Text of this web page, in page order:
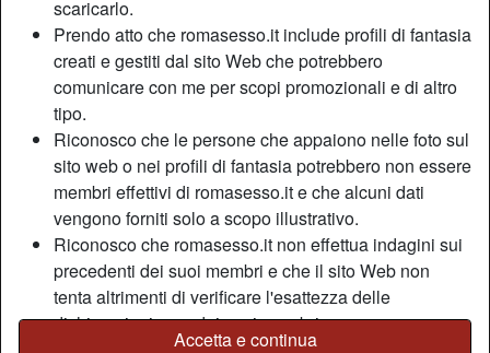
scaricarlo.
Prendo atto che romasesso.it include profili di fantasia
creati e gestiti dal sito Web che potrebbero
comunicare con me per scopi promozionali e di altro
tipo.
Riconosco che le persone che appaiono nelle foto sul
sito web o nei profili di fantasia potrebbero non essere
membri effettivi di romasesso.it e che alcuni dati
vengono forniti solo a scopo illustrativo.
Riconosco che romasesso.it non effettua indagini sui
precedenti dei suoi membri e che il sito Web non
tenta altrimenti di verificare l'esattezza delle
dichiarazioni rese dai suoi membri.
Accetta e continua
Mi chiedo come riusciate voi a essere fedeli per tanti anni
alla stessa persona. Sono solo io che dopo un po' risento
della monotonia? Scopare sempre con lo stesso uomo, lo
stesso cazzo, lo stesso letto e le stesse posizioni! Che
noia! C'è qualcuno che mi aiuta a rompere la solita
routine?
Sta cercando
Uomo, Etero, Bisessuale, 18-25, 26-35, 36-54
Tags
Sega Mature